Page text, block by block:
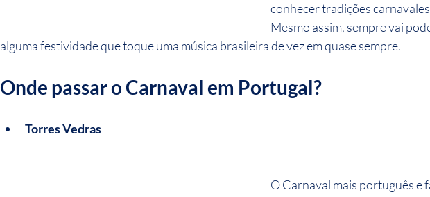
conhecer tradições
Mesmo assim, sempre vai
alguma festividade que toque uma música brasileira de vez em quase sempre.
Onde passar o Carnaval em Portugal?
Torres Vedras
O Carnaval mais português e